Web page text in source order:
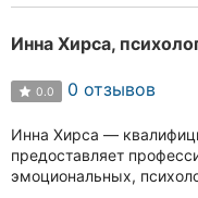
Инна Хирса,
0.0 0 отзывов
Инна Хирса —
предоставляет
эмоциональных,